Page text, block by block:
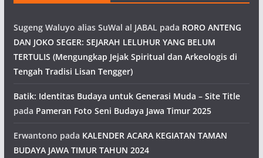
Sugeng Waluyo alias SuWal al JABALpada RORO ANTENG
DAN JOKO SEGER: SEJARAH LELUHUR YANG BELUM
TERTULIS (Mengungkap Jejak Spiritual dan Arkeologis di
Tengah Tradisi Lisan Tengger)
Batik: Identitas Budaya untuk Generasi Muda – Site Title
pada Pameran Foto Seni Budaya Jawa Timur 2025
Erwantono pada KALENDER ACARA KEGIATAN TAMAN
BUDAYA JAWA TIMUR TAHUN 2024